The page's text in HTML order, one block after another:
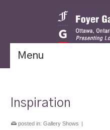
Menu
Inspiration
posted in: Gallery Shows |